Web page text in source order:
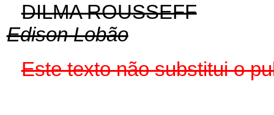
DILMA ROUSSEFF
Edison Lobão
Este texto não substitui o